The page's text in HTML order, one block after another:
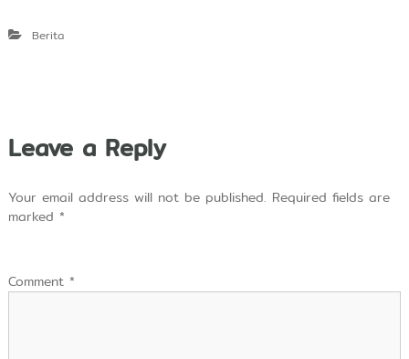
Berita
Leave a Reply
Your email address will not be published. Required fields are
marked *
Comment *